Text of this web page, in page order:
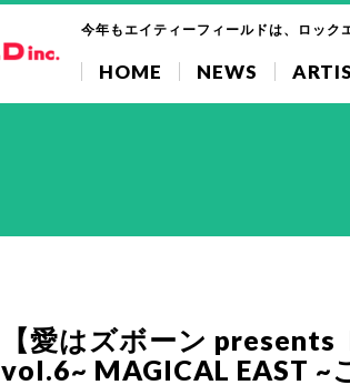
今年もエイティーフィールドは、ロック
HOME NEWS
【愛はズボーン
vol.6~ MAGICAL EAST ~